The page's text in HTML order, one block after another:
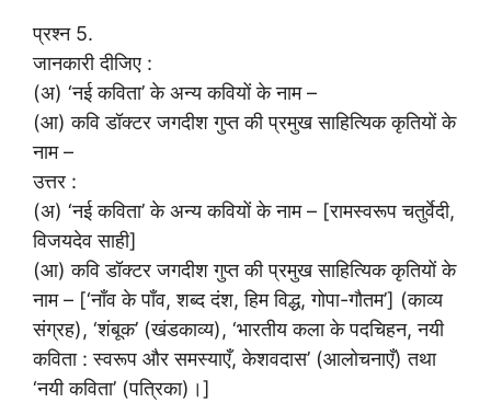
प्रश्न 5.
जानकारी दीजिए :
(अ) ‘नई कविता’ के अन्य कवियों के नाम –
(आ) कवि डॉक्टर जगदीश गुप्त की प्रमुख साहित्यिक कृतियों के
नाम –
उत्तर :
(अ) ‘नई कविता’ के अन्य कवियों के नाम – [रामस्वरूप चतुर्वेदी,
विजयदेव साही]
(आ) कवि डॉक्टर जगदीश गुप्त की प्रमुख साहित्यिक कृतियों के
नाम – [‘नाँव के पाँव, शब्द दंश, हिम विद्ध, गोपा-गौतम’] (काव्य
संग्रह), ‘शंबूक’ (खंडकाव्य), ‘भारतीय कला के पदचिहन, नयी
कविता : स्वरूप और समस्याएँ, केशवदास’ (आलोचनाएँ) तथा
‘नयी कविता’ (पत्रिका)।]